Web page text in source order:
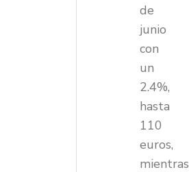
de
junio
con
un
2.4%,
hasta
110
euros,
mientras